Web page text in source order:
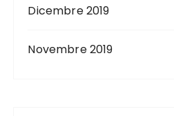
Dicembre 2019
Novembre 2019